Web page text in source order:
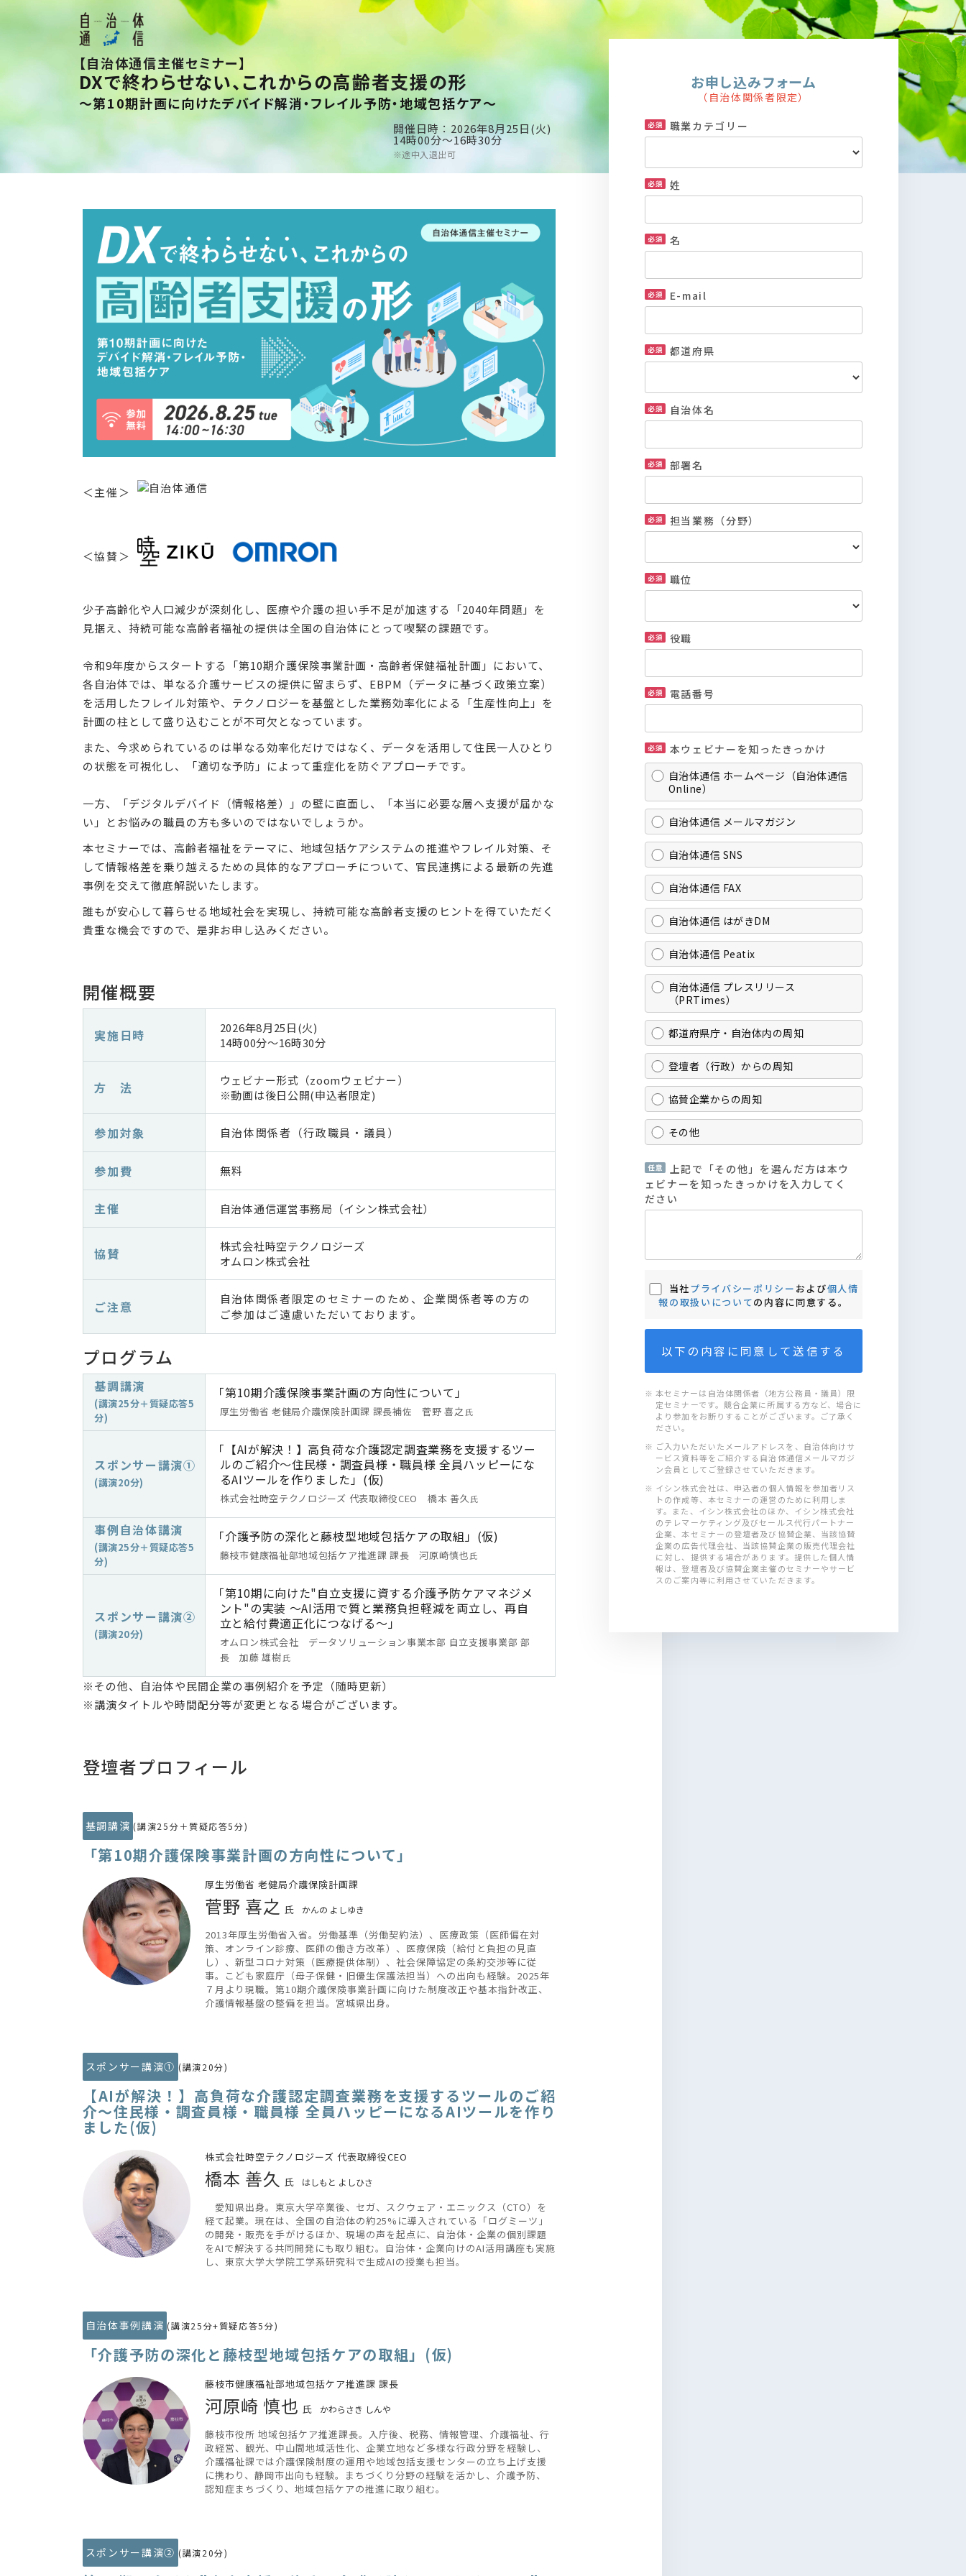
【自治体通信主催セミナー】
DXで終わらせない、これからの高齢者支援の形
～第10期計画に向けたデバイド解消・フレイル予防・地域包括ケア～
開催日時：2026年8月25日(火)
14時00分～16時30分
※途中入退出可
＜主催＞
＜協賛＞
少子高齢化や人口減少が深刻化し、医療や介護の担い手不足が加速する「2040年問題」を
見据え、持続可能な高齢者福祉の提供は全国の自治体にとって喫緊の課題です。
令和9年度からスタートする「第10期介護保険事業計画・高齢者保健福祉計画」において、
各自治体では、単なる介護サービスの提供に留まらず、EBPM（データに基づく政策立案）
を活用したフレイル対策や、テクノロジーを基盤とした業務効率化による「生産性向上」を
計画の柱として盛り込むことが不可欠となっています。
また、今求められているのは単なる効率化だけではなく、データを活用して住民一人ひとり
の状態を可視化し、「適切な予防」によって重症化を防ぐアプローチです。
一方、「デジタルデバイド（情報格差）」の壁に直面し、「本当に必要な層へ支援が届かな
い」とお悩みの職員の方も多いのではないでしょうか。
本セミナーでは、高齢者福祉をテーマに、地域包括ケアシステムの推進やフレイル対策、そ
して情報格差を乗り越えるための具体的なアプローチについて、官民連携による最新の先進
事例を交えて徹底解説いたします。
誰もが安心して暮らせる地域社会を実現し、持続可能な高齢者支援のヒントを得ていただく
貴重な機会ですので、是非お申し込みください。
開催概要
実施日時
2026年8月25日(火)
14時00分～16時30分
方 法
ウェビナー形式（zoomウェビナー）
※動画は後日公開(申込者限定)
参加対象 自治体関係者（行政職員・議員）
参加費 無料
主催 自治体通信運営事務局（イシン株式会社）
協賛
株式会社時空テクノロジーズ
オムロン株式会社
ご注意
自治体関係者限定のセミナーのため、企業関係者等の方の
ご参加はご遠慮いただいております。
プログラム
基調講演
(講演25分＋質疑応答5
分)
「第10期介護保険事業計画の方向性について」
厚生労働省 老健局介護保険計画課 課長補佐 菅野 喜之 氏
スポンサー講演①
(講演20分)
「【AIが解決！】高負荷な介護認定調査業務を支援するツー
ルのご紹介～住民様・調査員様・職員様 全員ハッピーにな
るAIツールを作りました」(仮)
株式会社時空テクノロジーズ 代表取締役CEO 橋本 善久氏
事例自治体講演
(講演25分＋質疑応答5
分)
「介護予防の深化と藤枝型地域包括ケアの取組」(仮)
藤枝市健康福祉部地域包括ケア推進課 課長 河原崎慎也氏
スポンサー講演②
(講演20分)
「第10期に向けた"自立支援に資する介護予防ケアマネジメ
ント"の実装 ～AI活用で質と業務負担軽減を両立し、再自
立と給付費適正化につなげる～」
オムロン株式会社 データソリューション事業本部 自立支援事業部 部
長 加藤 雄樹氏
※その他、自治体や民間企業の事例紹介を予定（随時更新）
※講演タイトルや時間配分等が変更となる場合がございます。
登壇者プロフィール
基調講演 (講演25分＋質疑応答5分)
「第10期介護保険事業計画の方向性について」
厚生労働省 老健局介護保険計画課
菅野 喜之 氏 かんの よしゆき
2013年厚生労働省入省。労働基準（労働契約法）、医療政策（医師偏在対
策、オンライン診療、医師の働き方改革）、医療保険（給付と負担の見直
し）、新型コロナ対策（医療提供体制）、社会保障協定の条約交渉等に従
事。こども家庭庁（母子保健・旧優生保護法担当）への出向も経験。2025年
７月より現職。第10期介護保険事業計画に向けた制度改正や基本指針改正、
介護情報基盤の整備を担当。宮城県出身。
スポンサー講演① (講演20分)
【AIが解決！】高負荷な介護認定調査業務を支援するツールのご紹
介～住民様・調査員様・職員様 全員ハッピーになるAIツールを作り
ました(仮)
株式会社時空テクノロジーズ 代表取締役CEO
橋本 善久 氏 はしもと よしひさ
愛知県出身。東京大学卒業後、セガ、スクウェア・エニックス（CTO）を
経て起業。現在は、全国の自治体の約25%に導入されている「ログミーツ」
の開発・販売を手がけるほか、現場の声を起点に、自治体・企業の個別課題
をAIで解決する共同開発にも取り組む。自治体・企業向けのAI活用講座も実施
し、東京大学大学院工学系研究科で生成AIの授業も担当。
自治体事例講演 (講演25分+質疑応答5分)
「介護予防の深化と藤枝型地域包括ケアの取組」(仮)
藤枝市健康福祉部地域包括ケア推進課 課長
河原崎 慎也 氏 かわらさき しんや
藤枝市役所 地域包括ケア推進課長。入庁後、税務、情報管理、介護福祉、行
政経営、観光、中山間地域活性化、企業立地など多様な行政分野を経験し、
介護福祉課では介護保険制度の運用や地域包括支援センターの立ち上げ支援
に携わり、静岡市出向も経験。まちづくり分野の経験を活かし、介護予防、
認知症まちづくり、地域包括ケアの推進に取り組む。
スポンサー講演② (講演20分)
お申し込みフォーム
（自治体関係者限定）
職業カテゴリー
姓
名
E-mail
都道府県
自治体名
部署名
担当業務（分野）
職位
役職
電話番号
本ウェビナーを知ったきっかけ
自治体通信 ホームページ（自治体通信
Online）
自治体通信 メールマガジン
自治体通信 SNS
自治体通信 FAX
自治体通信 はがきDM
自治体通信 Peatix
自治体通信 プレスリリース
（PRTimes）
都道府県庁・自治体内の周知
登壇者（行政）からの周知
協賛企業からの周知
その他
上記で「その他」を選んだ方は本ウ
ェビナーを知ったきっかけを入力してく
ださい
当社プライバシーポリシー および個人情
報の取扱いについての内容に同意する。
※ 本セミナーは自治体関係者（地方公務員・議員）限
定セミナーです。競合企業に所属する方など、場合に
より参加をお断りすることがございます。ご了承く
ださい。
※ ご入力いただいたメールアドレスを、自治体向けサ
ービス資料等をご紹介する自治体通信メールマガジ
ン会員としてご登録させていただきます。
※ イシン株式会社は、申込者の個人情報を参加者リス
トの作成等、本セミナーの運営のために利用しま
す。また、イシン株式会社のほか、イシン株式会社
のテレマーケティング及びセールス代行パートナー
企業、本セミナーの登壇者及び協賛企業、当該協賛
企業の広告代理会社、当該協賛企業の販売代理会社
に対し、提供する場合があります。提供した個人情
報は、登壇者及び協賛企業主催のセミナーやサービ
スのご案内等に利用させていただきます。